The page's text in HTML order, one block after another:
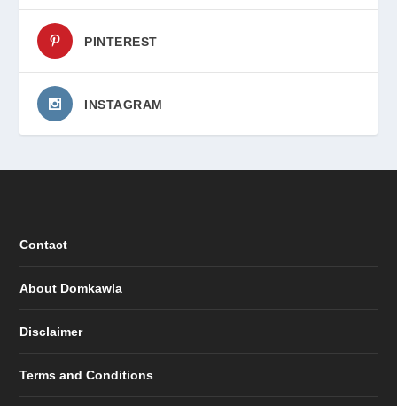
PINTEREST
INSTAGRAM
Contact
About Domkawla
Disclaimer
Terms and Conditions